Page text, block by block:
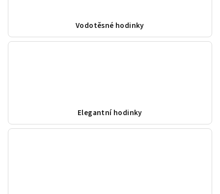
Vodotěsné hodinky
Elegantní hodinky